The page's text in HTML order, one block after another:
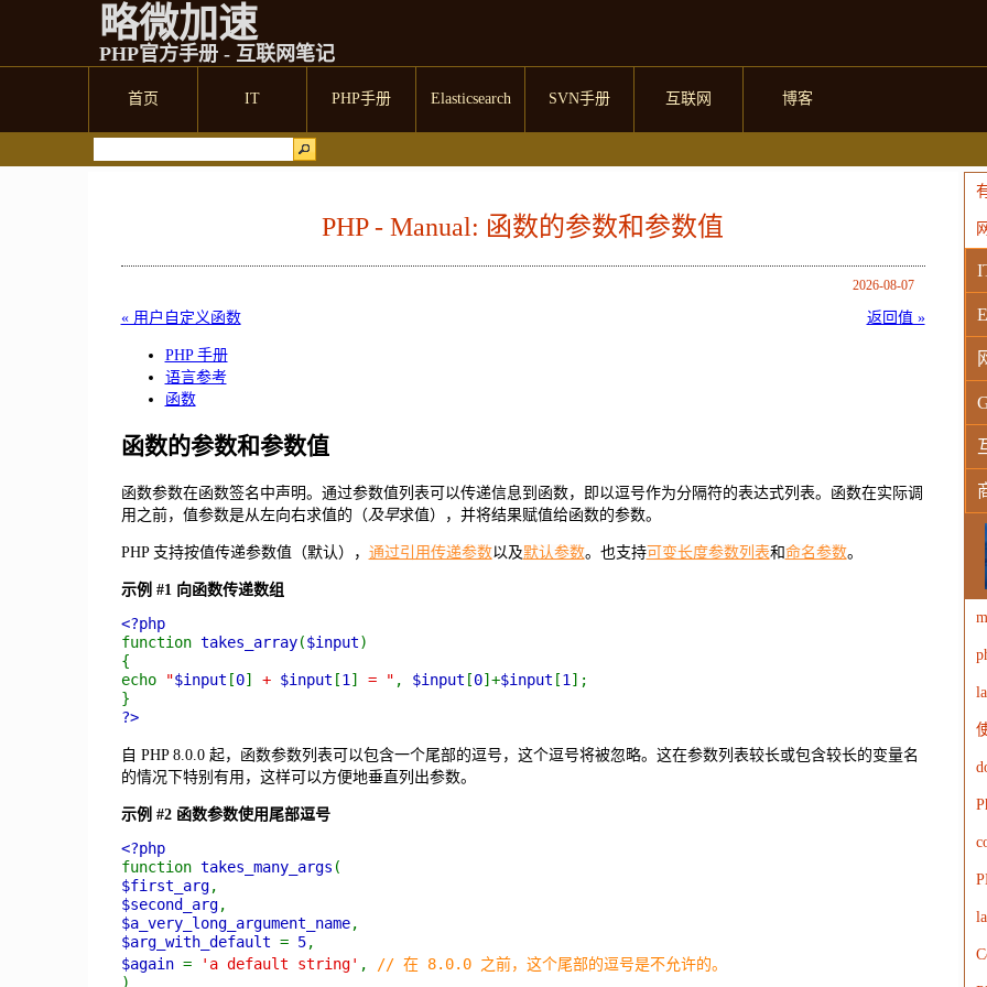
略微加速
PHP官方手册 - 互联网笔记
首页 IT PHP手册 Elasticsearch SVN手册 互联网 博客
PHP - Manual: 函数的参数和参数值
2026-08-07
返回值 »
« 用户自定义函数
PHP 手册
语言参考
函数
函数的参数和参数值
函数参数在函数签名中声明。通过参数值列表可以传递信息到函数，即以逗号作为分隔符的表达式列表。函数在实际调
用之前，值参数是从左向右求值的（ 及早求值），并将结果赋值给函数的参数。
PHP 支持按值传递参数值（默认）， 通过引用传递参数以及默认参数。也支持可变长度参数列表和命名参数。
示例 #1 向函数传递数组
<?php
function takes_array($input)
{
echo
"$input [0] + $input [1 ] = " , $input [0]+$input [1 ];
}
?>
自 PHP 8.0.0 起，函数参数列表可以包含一个尾部的逗号，这个逗号将被忽略。这在参数列表较长或包含较长的变量名
的情况下特别有用，这样可以方便地垂直列出参数。
示例 #2 函数参数使用尾部逗号
<?php
function takes_many_args (
$first_arg,
$second_arg,
$a_very_long_argument_name,
$arg_with_default = 5,
$again = 'a default string' ,
// 在 8.0.0 之前，这个尾部的逗号是不允许的。
)